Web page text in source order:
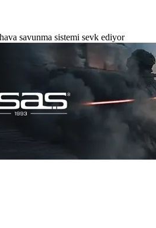
savunma sistemi sevk ediyor